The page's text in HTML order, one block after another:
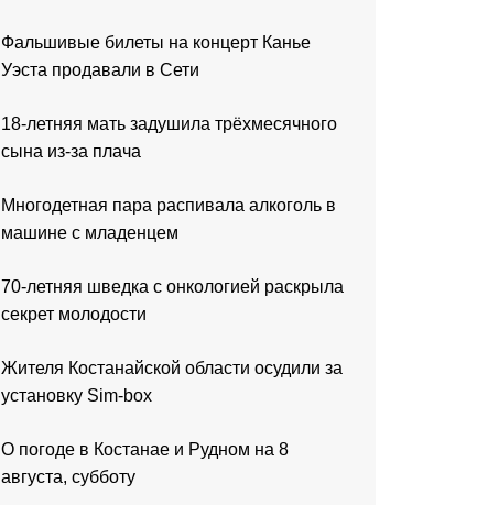
Фальшивые билеты на концерт Канье
Уэста продавали в Сети
18-летняя мать задушила трёхмесячного
сына из-за плача
Многодетная пара распивала алкоголь в
машине с младенцем
70-летняя шведка с онкологией раскрыла
секрет молодости
Жителя Костанайской области осудили за
установку Sim-box
О погоде в Костанае и Рудном на 8
августа, субботу